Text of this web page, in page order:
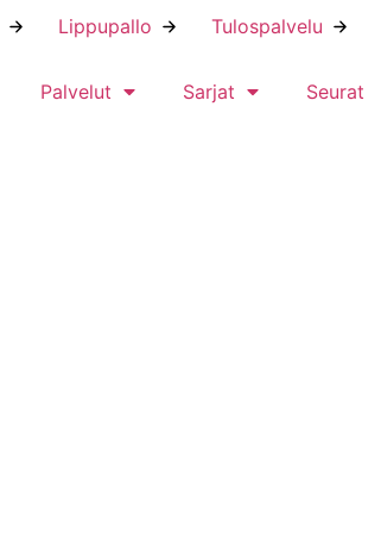
Lippupallo Tulospalvelu
Palvelut Sarjat Seurat